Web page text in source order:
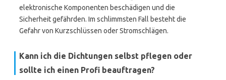
elektronische Komponenten beschädigen und die
Sicherheit gefährden. Im schlimmsten Fall besteht die
Gefahr von Kurzschlüssen oder Stromschlägen.
Kann ich die Dichtungen selbst pflegen oder
sollte ich einen Profi beauftragen?